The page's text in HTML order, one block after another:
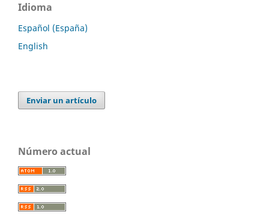
Idioma
Español (España)
English
Enviar un artículo
Número actual